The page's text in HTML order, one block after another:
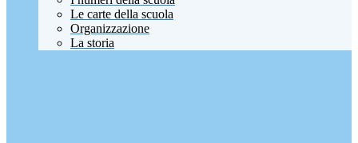
Le carte della scuola
Organizzazione
La storia